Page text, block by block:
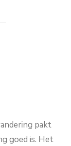
pakt
goed is. Het